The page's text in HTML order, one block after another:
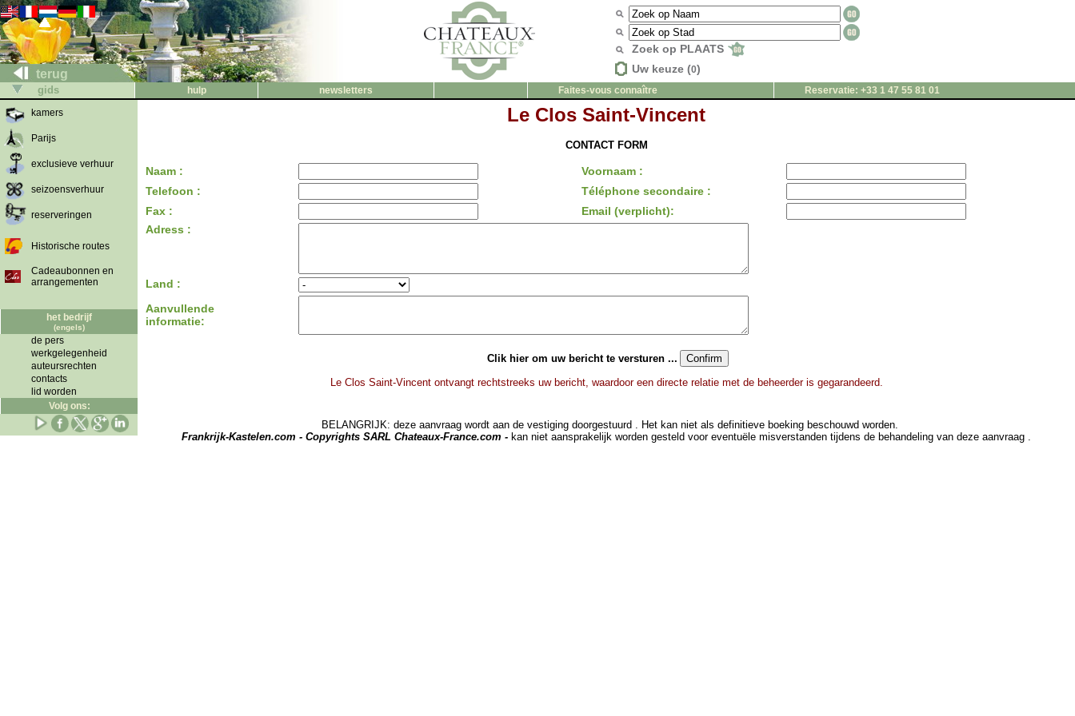
terug
Zoek op PLAATS
Uw keuze (0)
gids hulp newsletters Faites-vous connaître
Reservatie: +33 1 47 55 81 01
kamers
Parijs
exclusieve verhuur
seizoensverhuur
reserveringen
Historische routes
Cadeaubonnen en
arrangementen
het bedrijf
(engels)
de pers
werkgelegenheid
auteursrechten
contacts
lid worden
Volg ons:
Le Clos Saint-Vincent
CONTACT FORM
Naam :
Voornaam :
Telefoon :
Téléphone secondaire :
Fax :
Email (verplicht):
Adress :
Land :
Aanvullende
informatie:
Clik hier om uw bericht te versturen ...
Le Clos Saint-Vincent ontvangt rechtstreeks uw bericht, waardoor een directe relatie met de beheerder is gegarandeerd.
BELANGRIJK: deze aanvraag wordt aan de vestiging doorgestuurd . Het kan niet als definitieve boeking beschouwd worden.
Frankrijk-Kastelen.com - Copyrights SARL Chateaux-France.com - kan niet aansprakelijk worden gesteld voor eventuële misverstanden tijdens de behandeling van deze aanvraag .